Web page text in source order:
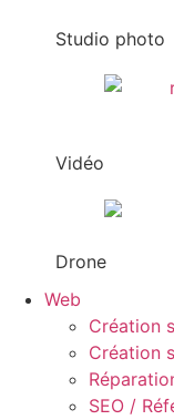
Studio photo
Vidéo
Drone
Web
Création
Création
SEO /